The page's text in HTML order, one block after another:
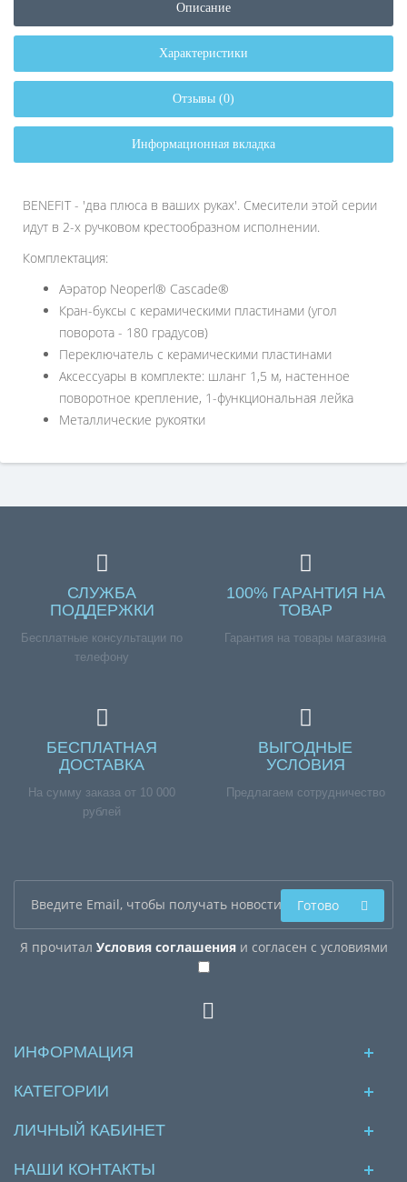
Описание
Характеристики
Отзывы (0)
Информационная вкладка
BENEFIT - 'два плюса в ваших руках'. Смесители этой серии
идут в 2-х ручковом крестообразном исполнении.
Комплектация:
Аэратор Neoperl® Cascade®
Кран-буксы с керамическими пластинами (угол
поворота - 180 градусов)
Переключатель с керамическими пластинами
Аксессуары в комплекте: шланг 1,5 м, настенное
поворотное крепление, 1-функциональная лейка
Металлические рукоятки
СЛУЖБА
ПОДДЕРЖКИ
Бесплатные консультации по
телефону
100% ГАРАНТИЯ НА
ТОВАР
Гарантия на товары магазина
БЕСПЛАТНАЯ
ДОСТАВКА
На сумму заказа от 10 000
рублей
ВЫГОДНЫЕ
УСЛОВИЯ
Предлагаем сотрудничество
Я прочитал Условия соглашенияи согласен с условиями
Готово
ИНФОРМАЦИЯ
КАТЕГОРИИ
ЛИЧНЫЙ КАБИНЕТ
НАШИ КОНТАКТЫ